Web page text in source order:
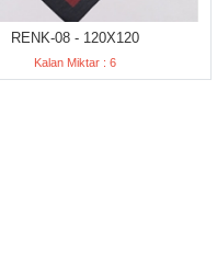
RENK-08 - 120X120
Kalan Miktar : 6